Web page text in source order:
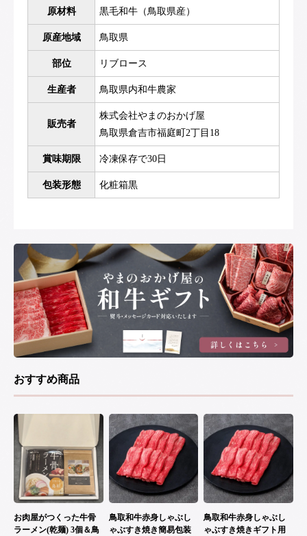
原材料 黒毛和牛（鳥取県産）
原産地域 鳥取県
部位 リブロース
生産者 鳥取県内和牛農家
販売者
株式会社やまのおかげ屋
鳥取県倉吉市福庭町2丁目18
賞味期限 冷凍保存で30日
包装形態 化粧箱黒
おすすめ商品
お肉屋がつくった牛骨
ラーメン(乾麺) 3個＆鳥
鳥取和牛赤身しゃぶし
ゃぶすき焼き簡易包装
鳥取和牛赤身しゃぶし
ゃぶすき焼きギフト用